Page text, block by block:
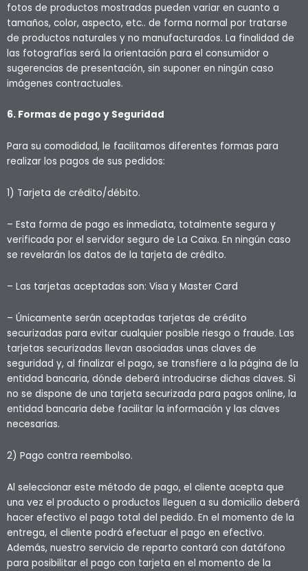
fotos de productos mostradas pueden variar en cuanto a
tamaños, color, aspecto, etc.. de forma normal por tratarse
de productos naturales y no manufacturados. La finalidad de
las fotografías será la orientación para el consumidor o
sugerencias de presentación, sin suponer en ningún caso
imágenes contractuales.
6. Formas de pago y Seguridad
Para su comodidad, le facilitamos diferentes formas para
realizar los pagos de sus pedidos:
1) Tarjeta de crédito/débito.
– Esta forma de pago es inmediata, totalmente segura y
verificada por el servidor seguro de La Caixa. En ningún caso
se revelarán los datos de la tarjeta de crédito.
– Las tarjetas aceptadas son: Visa y Master Card
– Únicamente serán aceptadas tarjetas de crédito
securizadas para evitar cualquier posible riesgo o fraude. Las
tarjetas securizadas llevan asociadas unas claves de
seguridad y, al finalizar el pago, se transfiere a la página de la
entidad bancaria, dónde deberá introducirse dichas claves. Si
no se dispone de una tarjeta securizada para pagos online, la
entidad bancaria debe facilitar la información y las claves
necesarias.
2) Pago contra reembolso.
Al seleccionar este método de pago, el cliente acepta que
una vez el producto o productos lleguen a su domicilio deberá
hacer efectivo el pago total del pedido. En el momento de la
entrega, el cliente podrá efectuar el pago en efectivo.
Además, nuestro servicio de reparto contará con datáfono
para posibilitar el pago con tarjeta en el momento de la